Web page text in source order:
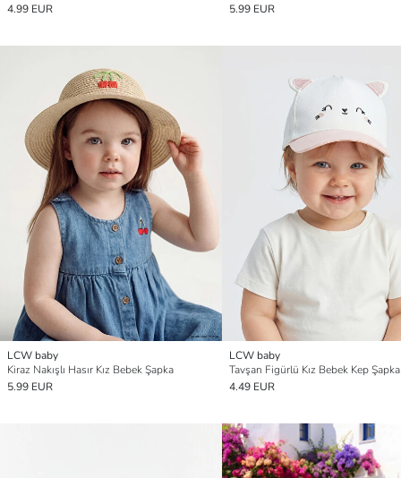
4.99 EUR
5.99 EUR
LCW baby
Kiraz Nakışlı Hasır Kız Bebek Şapka
5.99 EUR
LCW baby
Tavşan Figürlü Kız Bebek Kep Şapka
4.49 EUR